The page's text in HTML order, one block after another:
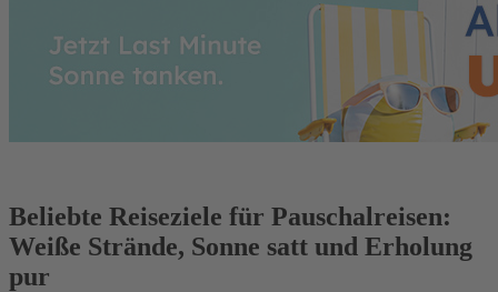
Beliebte Reiseziele für Pauschalreisen:
Weiße Strände, Sonne satt und Erholung
pur